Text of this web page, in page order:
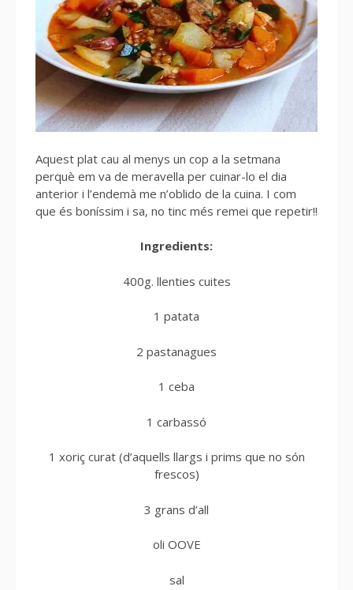
Aquest plat cau al menys un cop a la setmana
perquè em va de meravella per cuinar-lo el dia
anterior i l’endemà me n’oblido de la cuina. I com
que és boníssim i sa, no tinc més remei que repetir!!
Ingredients:
400g. llenties cuites
1 patata
2 pastanagues
1 ceba
1 carbassó
1 xoriç curat (d’aquells llargs i prims que no són
frescos)
3 grans d’all
oli OOVE
sal